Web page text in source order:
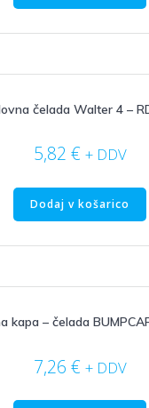
čelada Walter 4 –
5,82 € + DDV
Dodaj v košarico
kapa – čelada
7,26 € + DDV